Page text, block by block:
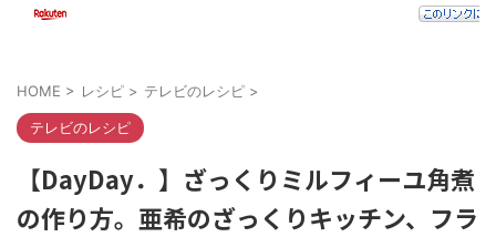
HOME > レシピ > テレビのレシピ >
テレビのレシピ
【DayDay．】ざっくりミルフィーユ角煮
の作り方。亜希のざっくりキッチン、フラ